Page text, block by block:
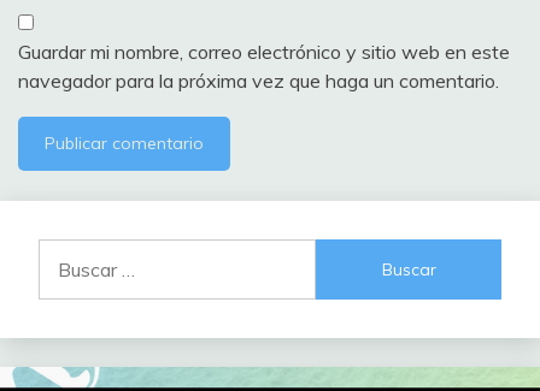
Guardar mi nombre, correo electrónico y sitio web en este
navegador para la próxima vez que haga un comentario.